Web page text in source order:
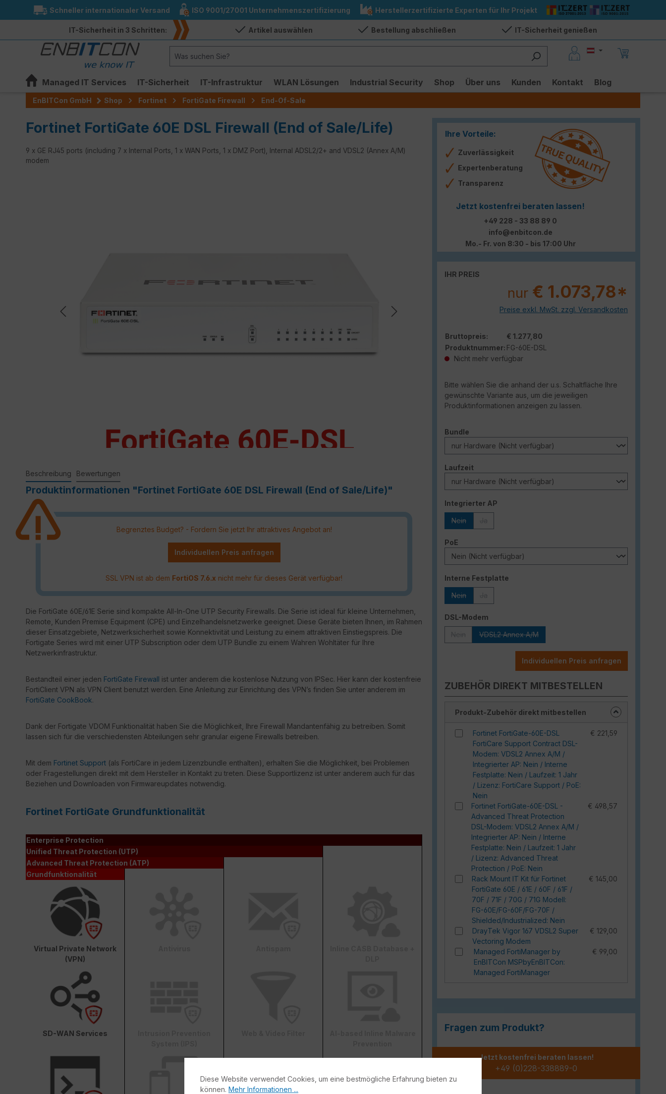
Zur Hauptnavigation springen
Schneller internationaler Versand ISO 9001/27001 Unternehmenszertifizierung Herstellerzertifizierte Experten für Ihr Projekt
IT-Sicherheit in 3 Schritten: Artikel auswählen Bestellung abschließen IT-Sicherheit genießen
Managed IT Services IT-Sicherheit IT-Infrastruktur WLAN Lösungen Industrial Security Shop Über uns Kunden Kontakt Blog
EnBITCon GmbH Shop Fortinet FortiGate Firewall End-Of-Sale
Fortinet FortiGate 60E DSL Firewall (End of Sale/Life)
9 x GE RJ45 ports (including 7 x Internal Ports, 1 x WAN Ports, 1 x DMZ Port), Internal ADSL2/2+ and VDSL2 (Annex A/M)
modem
Ihre Vorteile:
Zuverlässigkeit
Expertenberatung
Transparenz
Jetzt kostenfrei beraten lassen!
+49 228 - 33 88 89 0
info@enbitcon.de
Mo.- Fr. von 8:30 - bis 17:00 Uhr
IHR PREIS
nur € 1.073,78*
Preise exkl. MwSt. zzgl. Versandkosten
Bruttopreis:
€ 1.277,80
Produktnummer: FG-60E-DSL
Nicht mehr verfügbar
Bitte wählen Sie die anhand der u.s. Schaltfläche Ihre
gewünschte Variante aus, um die jeweiligen
Produktinformationen anzeigen zu lassen.
Bundle
Laufzeitauswählen
Integrierter AP
Nein
PoE
Interne Festplatte
Nein
DSL-Modem
(Diese Option ist zurzeit nicht verfügbar.)
VDSL2 Annex A/M
(Diese Option ist zurzeit nicht verfügbar.)
Individuellen Preis anfragen
ZUBEHÖR DIREKT MITBESTELLEN
Produkt-Zubehör direkt mitbestellen
Fortinet FortiGate-60E-DSL
FortiCare Support Contract DSL-
Modem: VDSL2 Annex A/M /
Integrierter AP: Nein / Interne
Festplatte: Nein / Laufzeit: 1 Jahr
/ Lizenz: FortiCare Support / PoE:
Nein
€ 221,59
Fortinet FortiGate-60E-DSL -
Advanced Threat Protection
DSL-Modem: VDSL2 Annex A/M /
Integrierter AP: Nein / Interne
Festplatte: Nein / Laufzeit: 1 Jahr
/ Lizenz: Advanced Threat
Protection / PoE: Nein
€ 498,57
Rack Mount IT Kit für Fortinet
FortiGate 60E / 61E / 60F / 61F /
70F / 71F / 70G / 71G Modell:
FG-60E/FG-60F/FG-70F /
Shielded/Industrialized: Nein
€ 145,00
DrayTek Vigor 167 VDSL2 Super
Vectoring Modem
€ 129,00
Managed FortiManager by
EnBITCon MSPbyEnBITCon:
Managed FortiManager
€ 99,00
Fragen zum Produkt?
Jetzt kostenfrei beraten lassen!
+49 (0)228-338889-0
Beschreibung Bewertungen
Produktinformationen "Fortinet FortiGate 60E DSL Firewall (End of Sale/Life)"
Begrenztes Budget? - Fordern Sie jetzt Ihr attraktives Angebot an!
Individuellen Preis anfragen
SSL VPN ist ab dem FortiOS 7.6.x nicht mehr für dieses Gerät verfügbar!
Die FortiGate 60E/61E Serie sind kompakte All-In-One UTP Security Firewalls. Die Serie ist ideal für kleine Unternehmen,
Remote, Kunden Premise Equipment (CPE) und Einzelhandelsnetzwerke geeignet. Diese Geräte bieten Ihnen, im Rahmen
dieser Einsatzgebiete, Netzwerksicherheit sowie Konnektivität und Leistung zu einem attraktiven Einstiegspreis. Die
Fortigate Series wird mit einer UTP Subscription oder dem UTP Bundle zu einem Wahren Wohltäter für Ihre
Netzwerkinfrastruktur.
Bestandteil einer jeden FortiGate Firewall ist unter anderem die kostenlose Nutzung von IPSec. Hier kann der kostenfreie
FortiClient VPN als VPN Client benutzt werden. Eine Anleitung zur Einrichtung des VPN’s finden Sie unter anderem im
FortiGate CookBook.
Dank der Fortigate VDOM Funktionalität haben Sie die Möglichkeit, Ihre Firewall Mandantenfähig zu betreiben. Somit
lassen sich für die verschiedensten Abteilungen sehr granular eigene Firewalls betreiben.
Mit dem Fortinet Support (als FortiCare in jedem Lizenzbundle enthalten), erhalten Sie die Möglichkeit, bei Problemen
oder Fragestellungen direkt mit dem Hersteller in Kontakt zu treten. Diese Supportlizenz ist unter anderem auch für das
Beziehen und Downloaden von Firmwareupdates notwendig.
Fortinet FortiGate Grundfunktionalität
Enterprise Protection
Unified Threat Protection (UTP)
Advanced Threat Protection (ATP)
Grundfunktionalität
Virtual Private Network
(VPN)
SD-WAN Services
Diese Website verwendet Cookies, um eine bestmögliche Erfahrung bieten zu
können. Mehr Informationen ...